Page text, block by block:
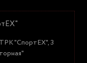
"СпортЕХ", 3